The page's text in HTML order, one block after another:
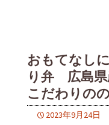
おもてなし
り弁 広島県
こだわりの
2023年9月24日